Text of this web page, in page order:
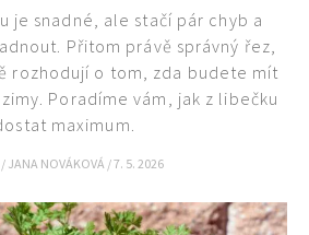
je snadné, ale stačí pár chyb a
Přitom právě správný řez,
rozhodují o tom, zda budete mít
Poradíme vám, jak z libečku
maximum.
/ JANA NOVÁKOVÁ /7. 5. 2026